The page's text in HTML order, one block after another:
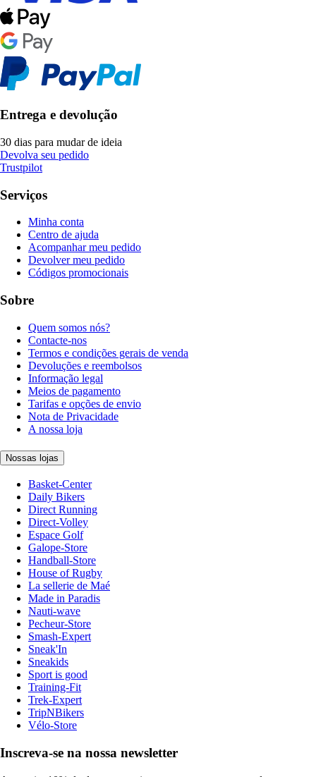
Entrega e devolução
30 dias para mudar de ideia
Devolva seu pedido
Trustpilot
Serviços
Minha conta
Centro de ajuda
Acompanhar meu pedido
Devolver meu pedido
Códigos promocionais
Sobre
Quem somos nós?
Contacte-nos
Termos e condições gerais de venda
Devoluções e reembolsos
Informação legal
Meios de pagamento
Tarifas e opções de envio
Nota de Privacidade
A nossa loja
Nossas lojas
Basket-Center
Daily Bikers
Direct Running
Direct-Volley
Espace Golf
Galope-Store
Handball-Store
House of Rugby
La sellerie de Maé
Made in Paradis
Nauti-wave
Pecheur-Store
Smash-Expert
Sneak'In
Sneakids
Sport is good
Training-Fit
Trek-Expert
TripNBikers
Vélo-Store
Inscreva-se na nossa newsletter